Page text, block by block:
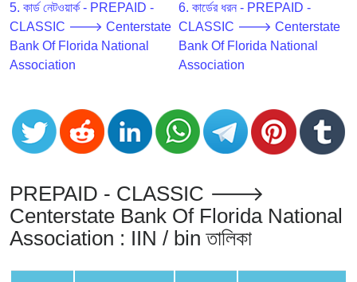
Credit
Card
Validator
Generator
Random
Credit
Generator
Generate
Credit
5. কার্ড নেটওয়ার্ক - PREPAID -
CLASSIC 🡒 Centerstate
Bank Of Florida National
Association
6. কার্ডের ধরন - PREPAID -
CLASSIC 🡒 Centerstate
Bank Of Florida National
Association
PREPAID - CLASSIC 🡒
Centerstate Bank Of Florida National
Association : IIN / bin তালিকা